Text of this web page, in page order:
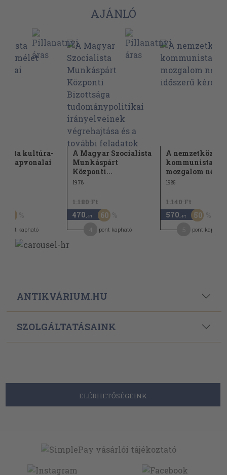
AJÁNLÓ
kultúra-
alapvonalai
pont kapható
A Magyar Szocialista
Munkáspárt
Központi...
1978
1.180 Ft
470 ,-Ft 60
pont kapható
A nemzetközi
kommunista
mozgalom
1985
1.140 Ft
570 ,-Ft 50
pont kapható
ANTIKVÁRIUM.HU
SZOLGÁLTATÁSAINK
ELÉRHETŐSÉGEINK